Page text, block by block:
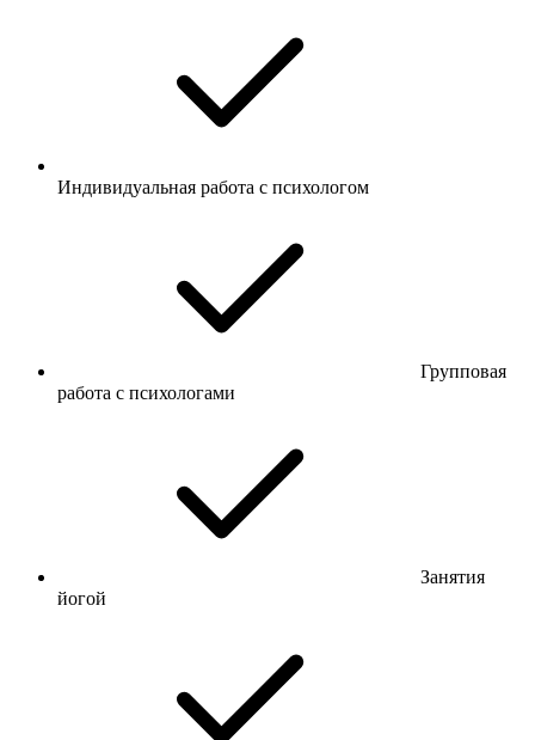
Индивидуальная работа с психологом
Групповая
работа с психологами
Занятия
йогой